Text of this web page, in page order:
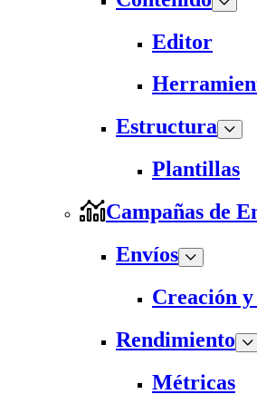
Editor
Estructura
Plantillas
Campañas de
Envíos
Creación
Rendimiento
Métricas